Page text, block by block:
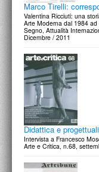
Marco Tirelli:
Valentina Ricciuti: una
Arte Moderna dal 1984 ad
Segno, Attualità
Dicembre / 2011
Didattica e
Intervista a Francesco
Arte e Critica, n.68,